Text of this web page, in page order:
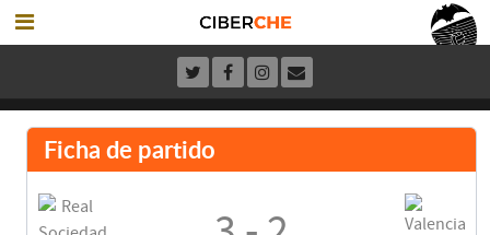
Ficha de partido